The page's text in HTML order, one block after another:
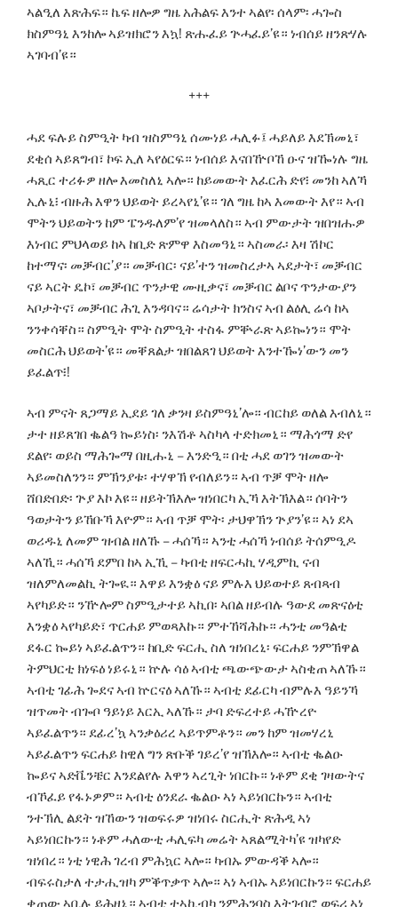
ኣልዒለ እጽሕፍ። ኬፍ ዘሎዎ ግዜ አሕልፍ እንተ ኣልየ፡ ሰላም፡ ሓጐስ
ክስምዓኒ እንከሎ ኣይዝክሮን እኳ! ጽሑፈይ ጕሓፈይ’ዩ። ነብሰይ ዘንጽሃሉ
ኣገባብ’ዩ።
+++
ሓደ ፍሉይ ስምዒት ካብ ዝስምዓኒ ሰሙነይ ሓሊፉ፤ ሓይለይ እደኽመኒ፣
ደቂሰ ኣይጸግብ፣ ኮፍ ኢለ ኣየዕርፍ። ነብሰይ እናበዅቦኸ ዑና ዝዀነሉ ግዜ
ሓጺር ተሪፉዎ ዘሎ እመስለኒ ኣሎ። ከይመውት እፈርሕ ድየ፧ መንከ ኣለኻ
ኢሉኒ፧ ብዙሕ እዋን ህይወት ይረኣየኒ’ዩ። ገለ ግዜ ከኣ እመውት እየ። ኣብ
ሞትን ህይወትን ከም ፔንዱለም’የ ዝመላለስ። ኣብ ምውታት ዝበዝሑዎ
እነብር ምህላወይ ከኣ ከቢድ ጽምዋ እስመዓኒ። ኣስመራ፡ እዛ ሽኮር
ከተማና፡ መቓብር’ያ። መቓብር፡ ናይ’ተን ዝመስረታኣ ኣደታት፣ መቓብር
ናይ ኣርት ዴኮ፣ መቓብር ጥንታዊ ሙዚቃና፣ መቓብር ልቦና ጥንታውያን
ኣቦታትና፣ መቓብር ሕጊ እንዳባና። ሬሳታት ክንስና ኣብ ልዕሊ ሬሳ ከኣ
ንንቀሳቐስ። ስምዒት ሞት ስምዒት ተስፋ ምቝራጽ ኣይኰነን። ሞት
መስርሕ ህይወት’ዩ። መቐጸልታ ዝበልጸገ ህይወት እንተዀነ’ውን መን
ይፈልጥ፧!
ኣብ ምናት ጸጋማይ ኢደይ ገለ ቃንዛ ይስምዓኒ’ሎ። ብርከይ ወለል እብለኒ።
ታተ ዘይጸገበ ቈልዓ ኰይነስ፡ ንእሽቶ ኣስካላ ተድክመኒ። ማሕጎማ ድየ
ደልየ፡ ወይስ ማሕጐማ በዚሑኒ – እንድዒ። በቲ ሓደ ወገን ዝመውት
ኣይመስለንን። ምኽንያቱ፡ ተሃዋኽ የብለይን። ኣብ ጥቓ ሞት ዘሎ
ሸበድበድ፡ ጕያ እኮ እዩ። ዘይትኽእሎ ዝነበርካ ኢኻ እትኽእል። ሰባትን
ዓወታትን ይኸቡኻ እዮም። ኣብ ጥቓ ሞት፡ ታህዋኽን ጕያን’ዩ። ኣነ ደኣ
ወሪዱኒ ለመም ዝብል ዘለኹ – ሓሰኻ። ኣንቲ ሓሰኻ ነብሰይ ትሰምዒዶ
ኣለኺ። ሓሰኻ ደምበ ከኣ ኢኺ – ካብቲ ዘፍርሓኪ ሃዲምኪ ናብ
ዝለምለመልኪ ትጐዪ። እዋይ እንቋዕ ናይ ምሉእ ህይወተይ ጸብጻብ
ኣየካይድ። ንዅሎም ስምዒታተይ ኣኪበ፡ ኣበል ዘይብሉ ዓውደ መጽናዕቲ
እንቋዕ ኣየካይድ፣ ጥርሐይ ምወጻእኩ። ምተኸሻሕኩ። ሓንቲ መዓልቲ
ደፋር ኰይነ ኣይፈልጥን። ከቢድ ፍርሒ ስለ ዝነበረኒ፡ ፍርሐይ ንምኽዋል
ትምህርቲ ክነፍዕ ነይሩኒ። ኵሉ ሳዕ ኣብቲ ጫውጭውታ ኣስቂጠ ኣለኹ።
ኣብቲ ገፊሕ ጐደና ኣብ ኵርናዕ ኣለኹ። ኣብቲ ደፊርካ ብምሉእ ዓይንኻ
ዝጥመት ብጐቦ ዓይነይ እርኢ ኣለኹ። ታባ ድፍረተይ ሓዅረዮ
ኣይፈልጥን። ደፊረ’ኳ ኣንቃዕሪረ ኣይጥምቶን። መን ከም ዝመሃረኒ
ኣይፈልጥን ፍርሐይ ከዊለ ግን ጽቡቕ ገይረ’የ ዝኽእሎ። ኣብቲ ቈልዑ
ኰይና ኣድቬንቼር እንደልየሉ እዋን ኣረጊት ነበርኩ። ነቶም ደቂ ገዛውትና
ብኾፈይ የፋኑዎም። ኣብቲ ዕንደራ ቈልዑ ኣነ ኣይነበርኩን። ኣብቲ
ንተኽሊ ልደት ዝኸውን ዝወፍሩዎ ዝነበሩ ስርሒት ጽሕዲ ኣነ
ኣይነበርኩን። ነቶም ሓለውቲ ሓሊፍካ መሬት ኣጸልሚትካ’ዩ ዝካየድ
ዝነበረ። ነቲ ነዊሕ ገረብ ምሕኳር ኣሎ። ካብኡ ምውዳቕ ኣሎ።
ብፍሩስታለ ተታሒዝካ ምቕጥቃጥ ኣሎ። ኣነ ኣብኡ ኣይነበርኩን። ፍርሐይ